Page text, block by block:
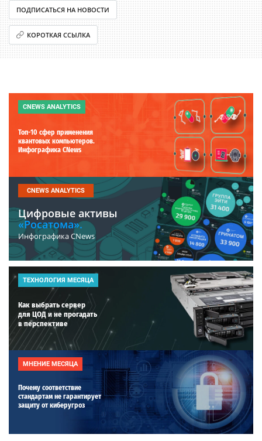
ПОДПИСАТЬСЯ НА НОВОСТИ
КОРОТКАЯ ССЫЛКА
CNEWS ANALYTICS
Топ-10 сфер применения
квантовых компьютеров.
Инфографика CNews
CNEWS ANALYTICS
Цифровые активы
«Росатома».
Инфографика CNews
ТЕХНОЛОГИЯ МЕСЯЦА
Как выбрать сервер
для ЦОД и не прогадать
в перспективе
МНЕНИЕ МЕСЯЦА
Почему соответствие
стандартам не гарантирует
защиту от киберугроз